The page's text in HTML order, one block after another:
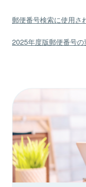
郵便番号検索に使用さ
2025年度版郵便番号の